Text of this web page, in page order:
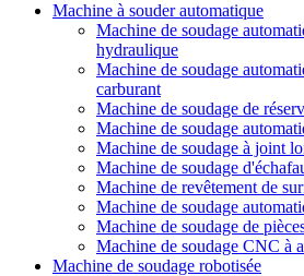
Machine à souder automatique
Machine de soudage
hydraulique
Machine de soudage
carburant
Machine de soudage de
Machine de soudage
Machine de soudage à joint
Machine de soudage
Machine de revêtement de
Machine de soudage
Machine de soudage de
Machine de soudage CNC à
Machine de soudage robotisée